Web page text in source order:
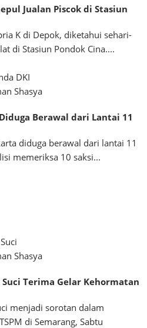
Jualan Piscok di Stasiun
K di Depok, diketahui sehari-
di Stasiun Pondok Cina....
Shasya
Berawal dari Lantai 11
diduga berawal dari lantai 11
memeriksa 10 saksi...
Shasya
Terima Gelar Kehormatan
menjadi sorotan dalam
di Semarang, Sabtu